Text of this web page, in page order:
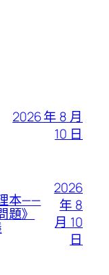
2026 年 8 月
10 日
本——
》
2026
年 8
月 10
日